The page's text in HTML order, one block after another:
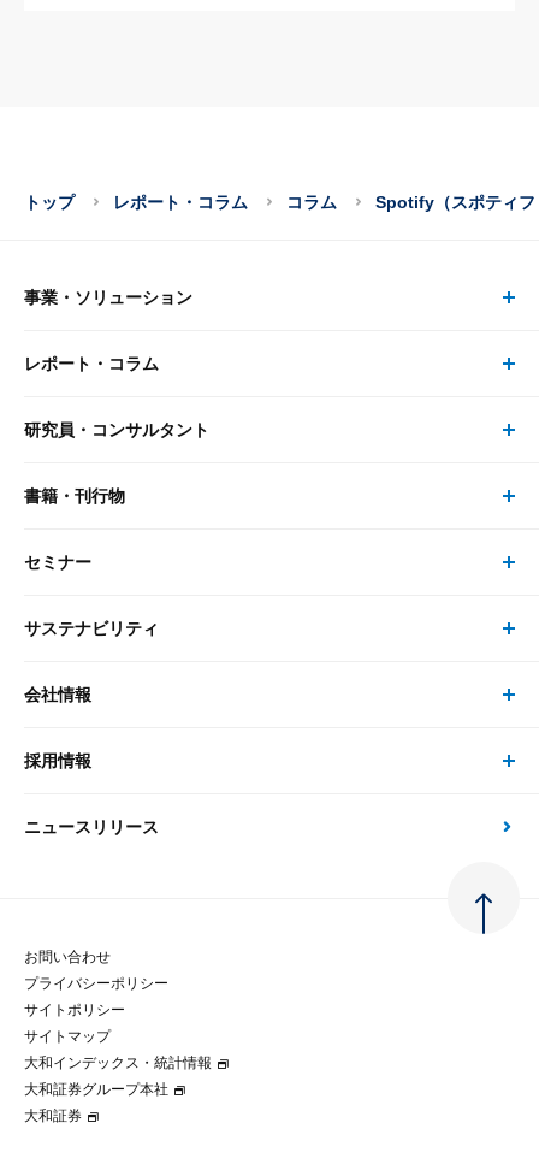
トップ レポート・コラム コラム Spotify（スポティフ
事業・ソリューション
事業・ソリューション トップ
リサーチ
大和総研の強み
先端テクノロジーに基づく新たな価値の創出
レポート・コラム
レポート・コラム トップ
最新のレポート・コラム
政策分析
金融経済教育等
コラム
研究員・コンサルタント
研究員・コンサルタント トップ
研究員
書籍・刊行物
書籍・刊行物 トップ
書籍
セミナー
セミナー トップ
現在受付中のセミナー・イベント
サステナビリティ
サステナビリティの取り組み
次世代社会への貢献
マルチステークホルダー方針
パートナーシップ構築宣言
会社情報
会社情報 トップ
会社概要・役員一覧
大和総研の歩み
グループ会社
採用情報
採用情報 トップ
経験者採用
ニュースリリース
お問い合わせ
プライバシーポリシー
サイトポリシー
サイトマップ
大和インデックス・統計情報
大和証券グループ本社
大和証券